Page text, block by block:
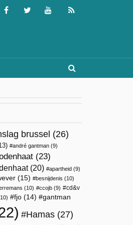
brussel (26)
andré gantman (9)
(23)
(20) apartheid (9)
(15) besnijdenis (10)
(10) ccojb (9)
cd&v
fjo (14) gantman
Hamas (27)